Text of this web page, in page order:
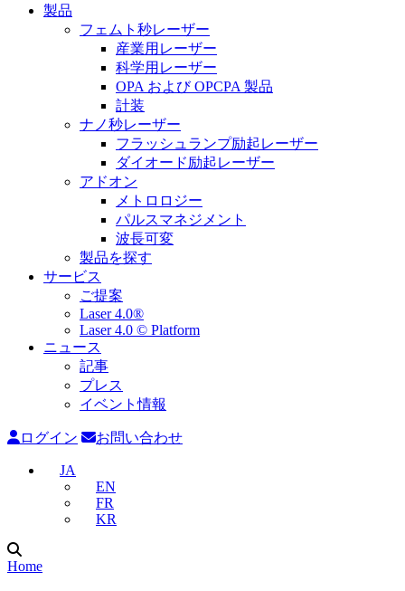
製品
フェムト秒レーザー
産業用レーザー
科学用レーザー
OPA および OPCPA 製品
計装
ナノ秒レーザー
フラッシュランプ励起レーザー
ダイオード励起レーザー
アドオン
メトロロジー
パルスマネジメント
波長可変
製品を探す
サービス
ご提案
Laser 4.0®
Laser 4.0 © Platform
ニュース
記事
プレス
イベント情報
ログイン お問い合わせ
JA
EN
FR
KR
Home